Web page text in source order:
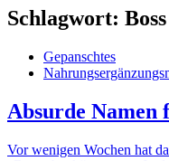
Schlagwort:
Gepanschtes
Absurde
Vor wenigen Wochen hat